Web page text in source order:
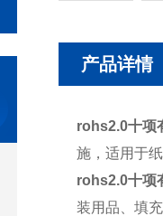
产品详情
rohs2.0十项
施，适用于
rohs2.0十项
装用品、填充